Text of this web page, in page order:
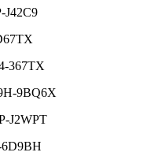
367TX
9BQ6X
J2WPT